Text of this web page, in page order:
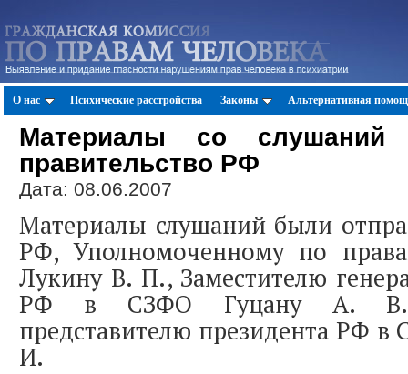
О нас Психические расстройства Законы Альтернативная
Материалы со слушаний
правительство РФ
Дата: 08.06.2007
Материалы слушаний были
РФ, Уполномоченному по
Лукину В. П., Заместителю
РФ в СЗФО Гуцану А. В.,
представителю президента РФ
И.